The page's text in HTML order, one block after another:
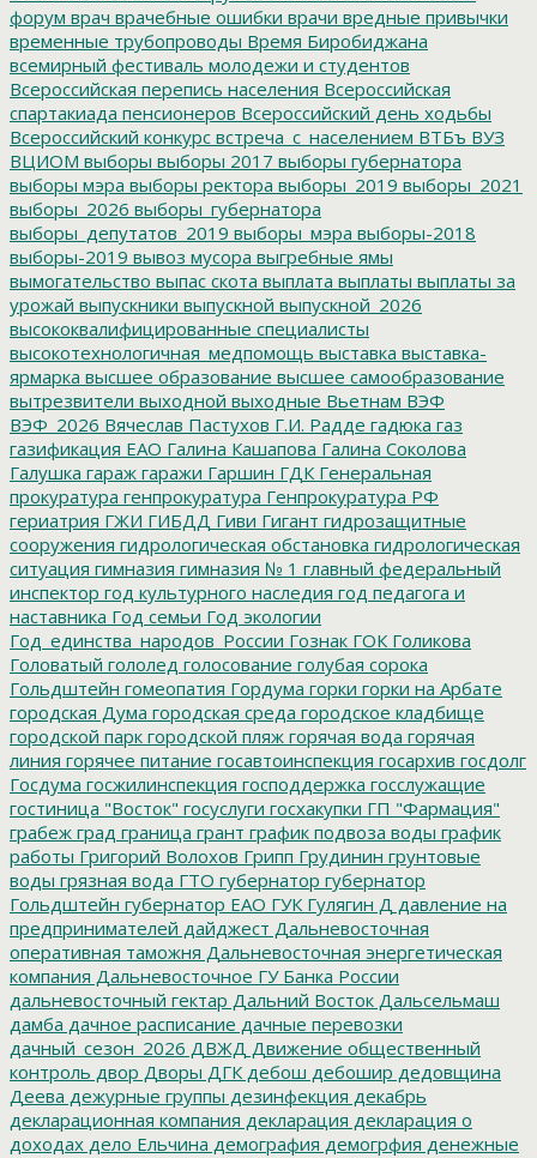
форум врач врачебные ошибки врачи вредные привычки
временные трубопроводы Время Биробиджана
всемирный фестиваль молодежи и студентов
Всероссийская перепись населения Всероссийская
спартакиада пенсионеров Всероссийский день ходьбы
Всероссийский конкурс встреча_с_населением ВТБъ ВУЗ
ВЦИОМ выборы выборы 2017 выборы губернатора
выборы мэра выборы ректора выборы_2019 выборы_2021
выборы_2026 выборы_губернатора
выборы_депутатов_2019 выборы_мэра выборы-2018
выборы-2019 вывоз мусора выгребные ямы
вымогательство выпас скота выплата выплаты выплаты за
урожай выпускники выпускной выпускной_2026
высококвалифицированные специалисты
высокотехнологичная_медпомощь выставка выставка-
ярмарка высшее образование высшее самообразование
вытрезвители выходной выходные Вьетнам ВЭФ
ВЭФ_2026 Вячеслав Пастухов Г.И. Радде гадюка газ
газификация ЕАО Галина Кашапова Галина Соколова
Галушка гараж гаражи Гаршин ГДК Генеральная
прокуратура генпрокуратура Генпрокуратура РФ
гериатрия ГЖИ ГИБДД Гиви Гигант гидрозащитные
сооружения гидрологическая обстановка гидрологическая
ситуация гимназия гимназия № 1 главный федеральный
инспектор год культурного наследия год педагога и
наставника Год семьи Год экологии
Год_единства_народов_России Гознак ГОК Голикова
Головатый гололед голосование голубая сорока
Гольдштейн гомеопатия Гордума горки горки на Арбате
городская Дума городская среда городское кладбище
городской парк городской пляж горячая вода горячая
линия горячее питание госавтоинспекция госархив госдолг
Госдума госжилинспекция господдержка госслужащие
гостиница "Восток" госуслуги госхакупки ГП "Фармация"
грабеж град граница грант график подвоза воды график
работы Григорий Волохов Грипп Грудинин грунтовые
воды грязная вода ГТО губернатор губернатор
Гольдштейн губернатор ЕАО ГУК Гулягин Д давление на
предпринимателей дайджест Дальневосточная
оперативная таможня Дальневосточная энергетическая
компания Дальневосточное ГУ Банка России
дальневосточный гектар Дальний Восток Дальсельмаш
дамба дачное расписание дачные перевозки
дачный_сезон_2026 ДВЖД Движение общественный
контроль двор Дворы ДГК дебош дебошир дедовщина
Деева дежурные группы дезинфекция декабрь
декларационная компания декларация декларация о
доходах дело Ельчина демография демогрфия денежные